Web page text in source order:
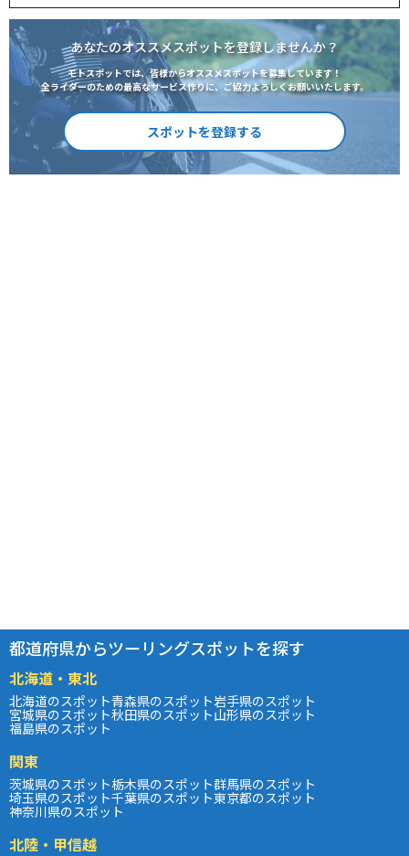
あなたのオススメスポットを登録しませんか？
モトスポットでは、皆様からオススメスポットを募集しています！
全ライダーのための最高なサービス作りに、ご協力よろしくお願いいたします。
スポットを登録する
都道府県からツーリングスポットを探す
北海道・東北
北海道のスポット青森県のスポット岩手県のスポット
宮城県のスポット秋田県のスポット山形県のスポット
福島県のスポット
関東
茨城県のスポット栃木県のスポット群馬県のスポット
埼玉県のスポット千葉県のスポット東京都のスポット
神奈川県のスポット
北陸・甲信越